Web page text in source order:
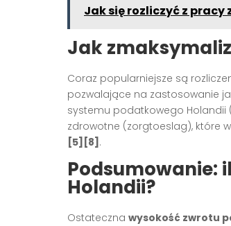
Jak się rozliczyć z pracy
Jak
Coraz popularniejsze są
pozwalające na zastosowanie
systemu podatkowego Holandii
zdrowotne (zorgtoeslag), które
[5][8] .
Podsumowanie:
Holandii?
Ostateczna wysokość zwrotu